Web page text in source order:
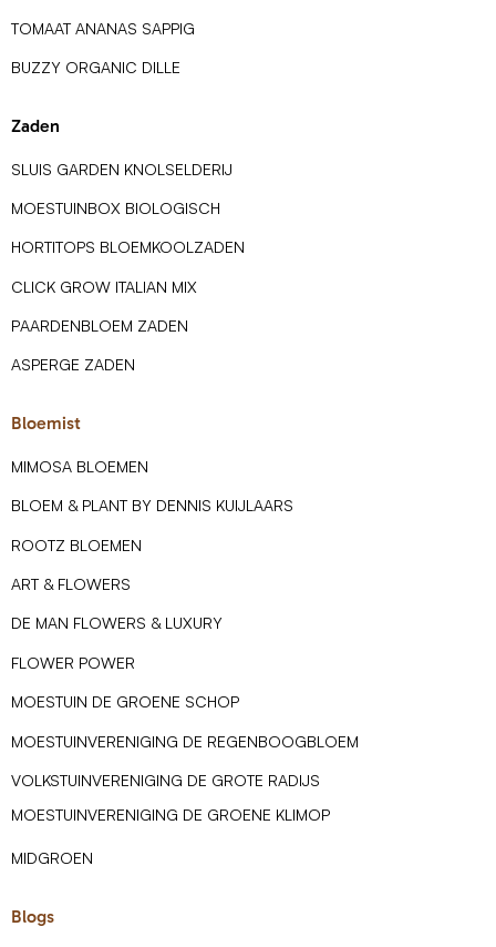
TOMAAT ANANAS SAPPIG
BUZZY ORGANIC DILLE
Zaden
SLUIS GARDEN KNOLSELDERIJ
MOESTUINBOX BIOLOGISCH
HORTITOPS BLOEMKOOLZADEN
CLICK GROW ITALIAN MIX
PAARDENBLOEM ZADEN
ASPERGE ZADEN
Bloemist
MIMOSA BLOEMEN
BLOEM & PLANT BY DENNIS KUIJLAARS
ROOTZ BLOEMEN
ART & FLOWERS
DE MAN FLOWERS & LUXURY
FLOWER POWER
MOESTUIN DE GROENE SCHOP
MOESTUINVERENIGING DE REGENBOOGBLOEM
VOLKSTUINVERENIGING DE GROTE RADIJS
MOESTUINVERENIGING DE GROENE KLIMOP
MIDGROEN
Blogs